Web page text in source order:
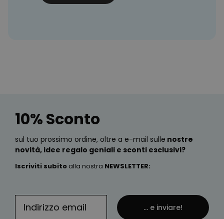
10% Sconto
sul tuo prossimo ordine, oltre a e-mail sulle nostre
novità, idee regalo geniali e sconti esclusivi?
Iscriviti subito alla nostra NEWSLETTER:
... e inviare!